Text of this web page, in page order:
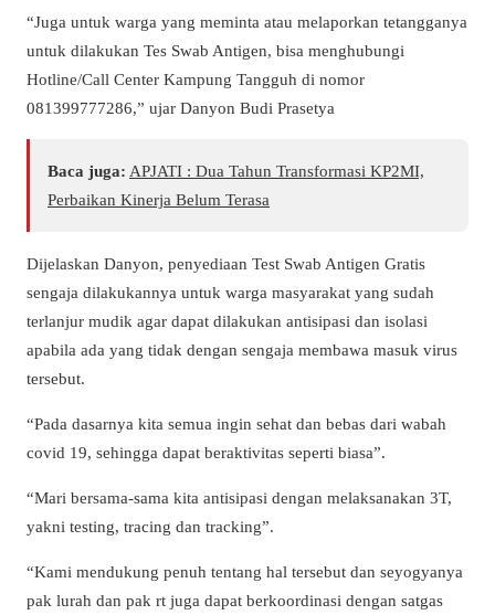
“Juga untuk warga yang meminta atau melaporkan tetangganya
untuk dilakukan Tes Swab Antigen, bisa menghubungi
Hotline/Call Center Kampung Tangguh di nomor
081399777286,” ujar Danyon Budi Prasetya
Baca juga: APJATI : Dua Tahun Transformasi KP2MI,
Perbaikan Kinerja Belum Terasa
Dijelaskan Danyon, penyediaan Test Swab Antigen Gratis
sengaja dilakukannya untuk warga masyarakat yang sudah
terlanjur mudik agar dapat dilakukan antisipasi dan isolasi
apabila ada yang tidak dengan sengaja membawa masuk virus
tersebut.
“Pada dasarnya kita semua ingin sehat dan bebas dari wabah
covid 19, sehingga dapat beraktivitas seperti biasa”.
“Mari bersama-sama kita antisipasi dengan melaksanakan 3T,
yakni testing, tracing dan tracking”.
“Kami mendukung penuh tentang hal tersebut dan seyogyanya
pak lurah dan pak rt juga dapat berkoordinasi dengan satgas